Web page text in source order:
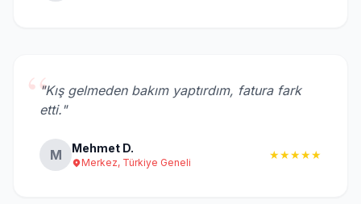
“"Kış gelmeden bakım yaptırdım, fatura fark
etti."
M Mehmet D.
Merkez, Türkiye Geneli
★★★★★